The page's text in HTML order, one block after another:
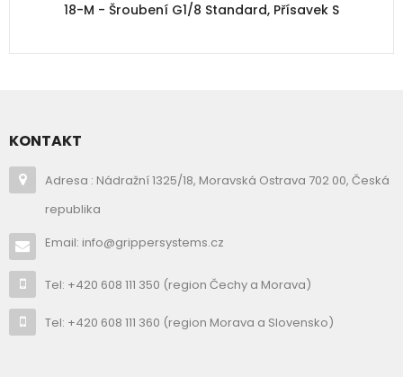
18-M - Šroubení G1/8 Standard, Přísavek S
KONTAKT
Adresa : Nádražní 1325/18, Moravská Ostrava 702 00, Česká
republika
Email: info@grippersystems.cz
Tel: +420 608 111 350 (region Čechy a Morava)
Tel: +420 608 111 360 (region Morava a Slovensko)